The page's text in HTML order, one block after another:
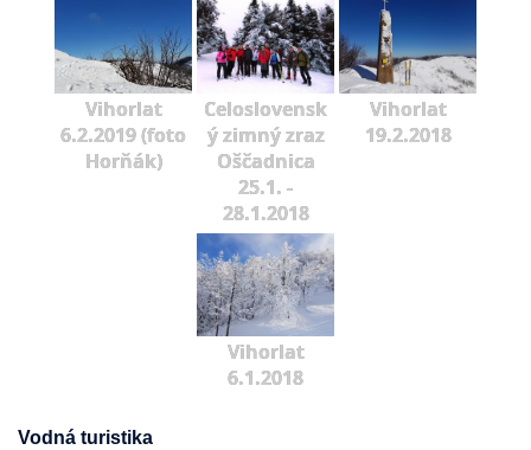
Vihorlat
6.2.2019 (foto
Horňák)
Celoslovensk
ý zimný zraz
Oščadnica
25.1. -
28.1.2018
Vihorlat
19.2.2018
Vihorlat
6.1.2018
Vodná turistika